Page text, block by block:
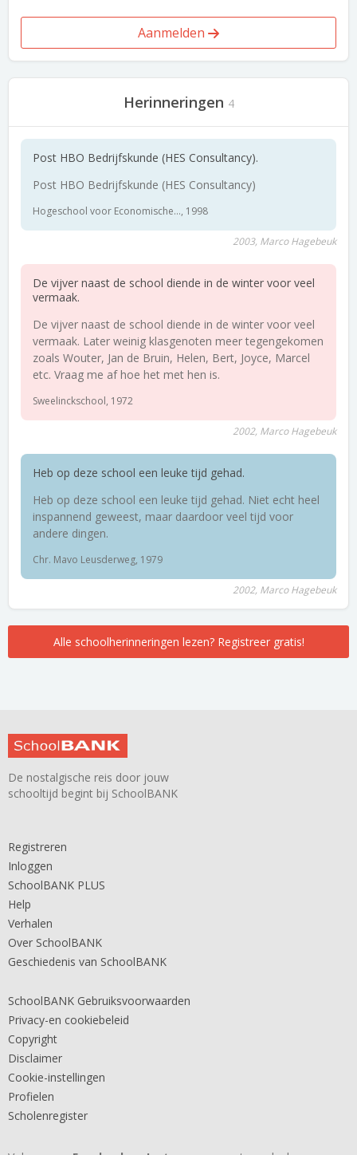
Aanmelden
Herinneringen 4
Post HBO Bedrijfskunde (HES Consultancy).
Post HBO Bedrijfskunde (HES Consultancy)
Hogeschool voor Economische..., 1998
2003, Marco Hagebeuk
De vijver naast de school diende in de winter voor veel
vermaak.
De vijver naast de school diende in de winter voor veel
vermaak. Later weinig klasgenoten meer tegengekomen
zoals Wouter, Jan de Bruin, Helen, Bert, Joyce, Marcel
etc. Vraag me af hoe het met hen is.
Sweelinckschool, 1972
2002, Marco Hagebeuk
Heb op deze school een leuke tijd gehad.
Heb op deze school een leuke tijd gehad. Niet echt heel
inspannend geweest, maar daardoor veel tijd voor
andere dingen.
Chr. Mavo Leusderweg, 1979
2002, Marco Hagebeuk
Alle schoolherinneringen lezen? Registreer gratis!
De nostalgische reis door jouw
schooltijd begint bij SchoolBANK
Registreren
Inloggen
SchoolBANK PLUS
Help
Verhalen
Over SchoolBANK
Geschiedenis van SchoolBANK
SchoolBANK Gebruiksvoorwaarden
Privacy-en cookiebeleid
Copyright
Disclaimer
Cookie-instellingen
Profielen
Scholenregister